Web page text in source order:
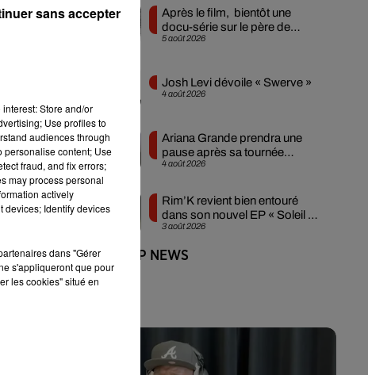
5 août 2026
Après le film, bientôt une
docu-série sur le père de
Michael Jackson
4 août 2026
Josh Levi dévoile « Swerve »
4 août 2026
Ariana Grande prendra une
pause après sa tournée
mondiale
3 août 2026
Rim’K revient bien entouré
dans son nouvel EP « Soleil de
minuit »
+ DE HIP-HOP NEWS
Store and/or
Use profiles to
audiences through
personalise content; Use
fraud, and fix errors;
may process personal
actively
devices; Identify devices
dans "Gérer
s'appliqueront que pour
les cookies" situé en
sans accepter